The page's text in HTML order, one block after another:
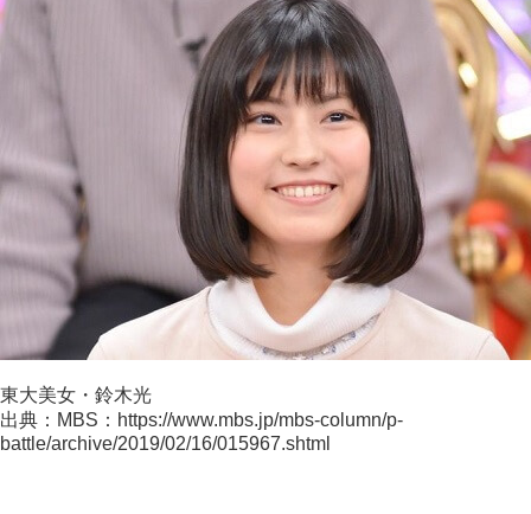
東大美女・鈴木光
出典：MBS：https://www.mbs.jp/mbs-column/p-
battle/archive/2019/02/16/015967.shtml